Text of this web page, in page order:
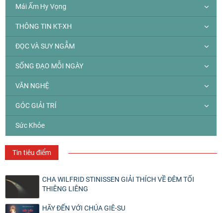
Mái Ấm Hy Vọng
THÔNG TIN KT-XH
ĐỌC VÀ SUY NGẪM
SỐNG ĐẠO MỖI NGÀY
VĂN NGHỆ
GÓC GIẢI TRÍ
Sức Khỏe
Tin tiêu điểm
CHA WILFRID STINISSEN GIẢI THÍCH VỀ ĐÊM TỐI
THIÊNG LIÊNG
HÃY ĐẾN VỚI CHÚA GIÊ-SU